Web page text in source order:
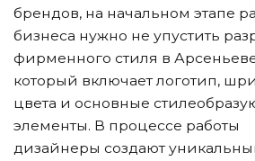
брендов, на начальном этапе
бизнеса нужно не упустить
фирменного стиля в
который включает логотип,
цвета и основные
элементы. В процессе работы
дизайнеры создают